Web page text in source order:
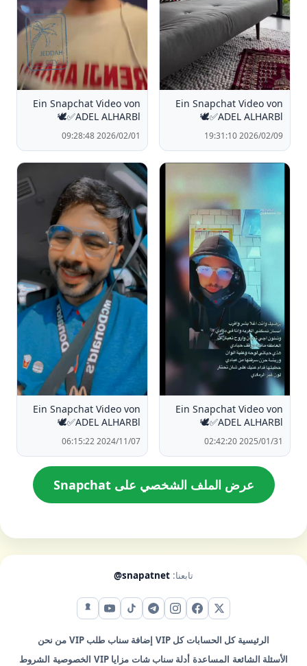
Ein Snapchat Video von
🕊️✅ADEL ALHARBl
2026/02/09 19:31:10
Ein Snapchat Video von
🕊️✅ADEL ALHARBl
2026/02/01 09:28:48
Ein Snapchat Video von
🕊️✅ADEL ALHARBl
2025/01/31 02:42:20
Ein Snapchat Video von
🕊️✅ADEL ALHARBl
2024/11/07 06:15:22
عرض الملف الشخصي على Snapchat
تابعنا: @snapatnet
X (تويتر) فيس بوكإنستقرامتيليجرامتيك توكيوتيوبسناب شات
الرئيسية كل الحسابات كل VIP إضافة سناب طلب VIP
من نحن
الأسئلة الشائعة المساعدة أدلة سناب شات مزايا VIP الخصوصية الشروط